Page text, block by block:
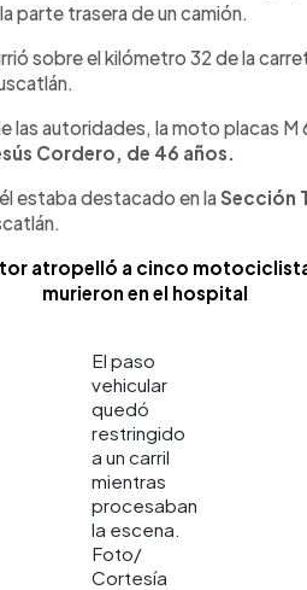
parte trasera de un camión.
sobre el kilómetro 32 de la
las autoridades, la moto placas
Cordero, de 46 años.
estaba destacado en la Sección
atropelló a cinco
murieron en el hospital
El paso
vehicular
quedó
restringido
a un carril
mientras
procesaban
la escena.
Foto/
Cortesía